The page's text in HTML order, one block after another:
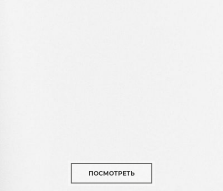
ПОСМОТРЕТЬ